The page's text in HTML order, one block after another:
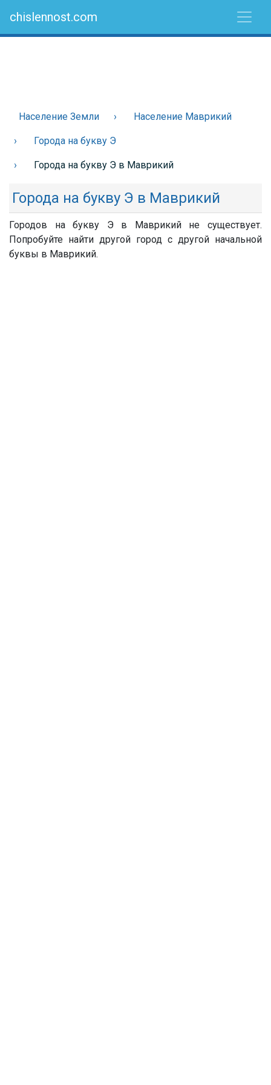
chislennost.com
Население Земли Население Маврикий
Города на букву Э
Города на букву Э в Маврикий
Города на букву Э в Маврикий
Городов на букву Э в Маврикий не существует.
Попробуйте найти другой город с другой начальной
буквы в Маврикий.